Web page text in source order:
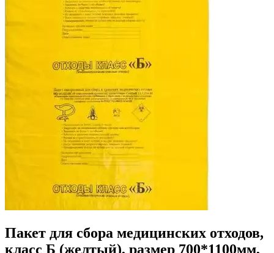
Пакет для сбора медицинских отходов,
класс Б (желтый), размер 700*1100мм,